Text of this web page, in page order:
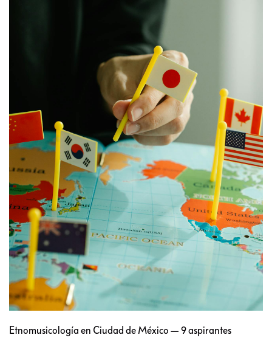
Etnomusicología en Ciudad de México — 9 aspirantes